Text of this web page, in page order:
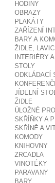
HODINY
OBRAZY
PLAKÁTY
ZAŘÍZENÍ
BARY A
ŽIDLE,
INTERIÉRY
STOLY
ODKLÁDACÍ
JÍDELNÍ
ŽIDLE
ÚLOŽNÉ
SKŘÍŇKY A
SKŘÍNĚ A
KOMODY
KNIHOVNY
ZRCADLA
VINOTÉKY
PARAVANY
BARY